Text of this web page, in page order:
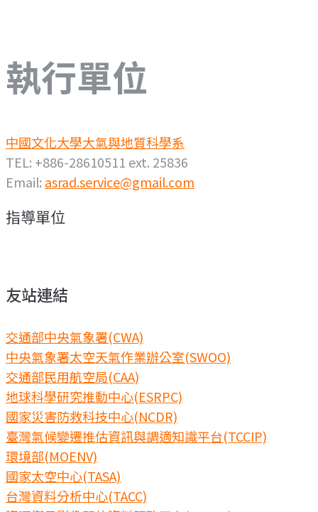
執行單位
中國文化大學大氣與地質科學系
TEL: +886-28610511 ext. 25836
Email: asrad.service@gmail.com
指導單位
友站連結
交通部中央氣象署(CWA)
中央氣象署太空天氣作業辦公室(SWOO)
交通部民用航空局(CAA)
地球科學研究推動中心(ESRPC)
國家災害防救科技中心(NCDR)
臺灣氣候變遷推估資訊與調適知識平台(TCCIP)
環境部(MOENV)
國家太空中心(TASA)
台灣資料分析中心(TACC)